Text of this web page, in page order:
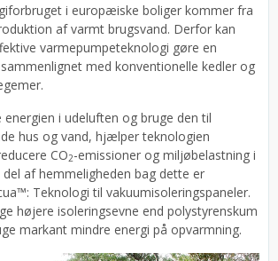
i europæiske boliger kommer fra
af varmt brugsvand. Derfor kan
varmepumpeteknologi gøre en
med konventionelle kedler og
energien i udeluften og bruge den til
hus og vand, hjælper teknologien
CO2-emissioner og miljøbelastning i
del af hemmeligheden bag dette er
Teknologi til vakuumisoleringspaneler.
højere isoleringsevne end polystyrenskum
markant mindre energi på opvarmning.